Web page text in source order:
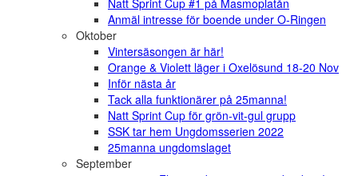
Natt Sprint Cup #1 på Masmoplatån
Anmäl intresse för boende under O-Ringen
Oktober
Vintersäsongen är här!
Orange & Violett läger i Oxelösund 18-20 Nov
Inför nästa år
Tack alla funktionärer på 25manna!
Natt Sprint Cup för grön-vit-gul grupp
SSK tar hem Ungdomsserien 2022
25manna ungdomslaget
September